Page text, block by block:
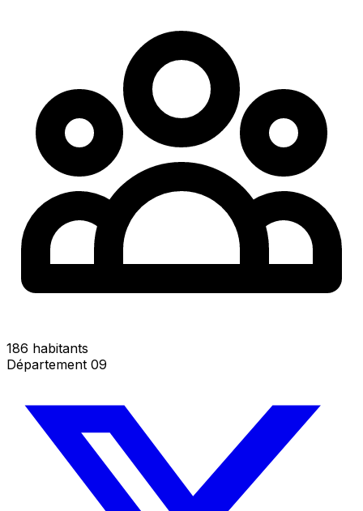
186 habitants
Département 09